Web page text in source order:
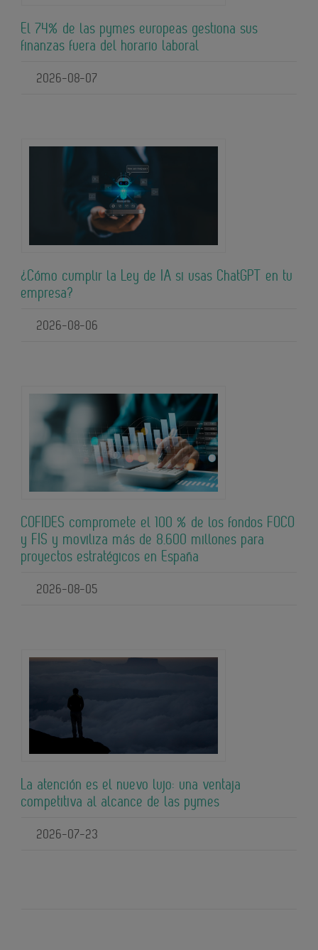
El 74% de las pymes europeas gestiona sus
finanzas fuera del horario laboral
2026-08-07
¿Cómo cumplir la Ley de IA si usas ChatGPT en tu
empresa?
2026-08-06
COFIDES compromete el 100 % de los fondos FOCO
y FIS y moviliza más de 8.600 millones para
proyectos estratégicos en España
2026-08-05
La atención es el nuevo lujo: una ventaja
competitiva al alcance de las pymes
2026-07-23